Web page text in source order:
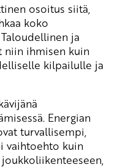
osoitus siitä,
koko
ja
ihmisen kuin
kilpailulle ja
Energian
turvallisempi,
vaihtoehto kuin